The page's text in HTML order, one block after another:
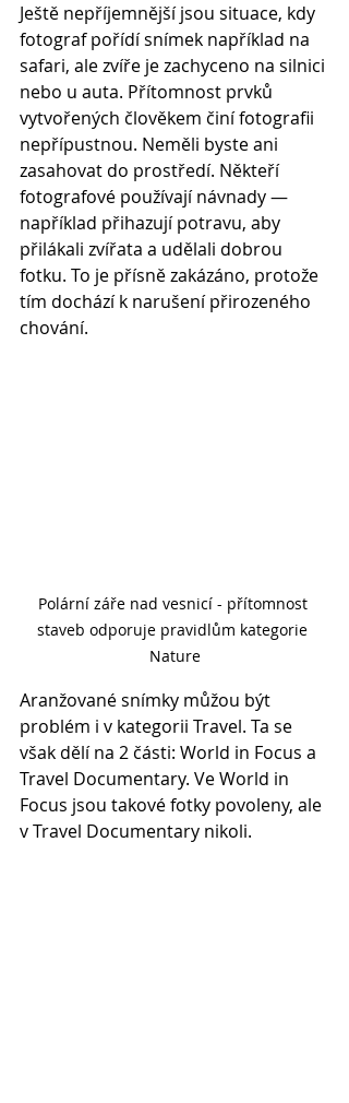
Ještě nepříjemnější jsou situace, kdy
fotograf pořídí snímek například na
safari, ale zvíře je zachyceno na silnici
nebo u auta. Přítomnost prvků
vytvořených člověkem činí fotografii
nepřípustnou. Neměli byste ani
zasahovat do prostředí. Někteří
fotografové používají návnady —
například přihazují potravu, aby
přilákali zvířata a udělali dobrou
fotku. To je přísně zakázáno, protože
tím dochází k narušení přirozeného
chování.
Polární záře nad vesnicí - přítomnost
staveb odporuje pravidlům kategorie
Nature
Aranžované snímky můžou být
problém i v kategorii Travel. Ta se
však dělí na 2 části: World in Focus a
Travel Documentary. Ve World in
Focus jsou takové fotky povoleny, ale
v Travel Documentary nikoli.